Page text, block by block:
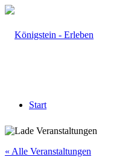
Start
« Alle Veranstaltungen